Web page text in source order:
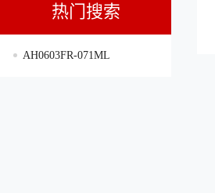
热门搜索
AH0603FR-071ML